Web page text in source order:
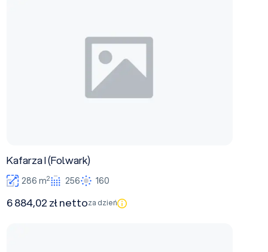
Kafarza I (Folwark)
286 m2 256 160
6 884,02 zł nettoza dzień